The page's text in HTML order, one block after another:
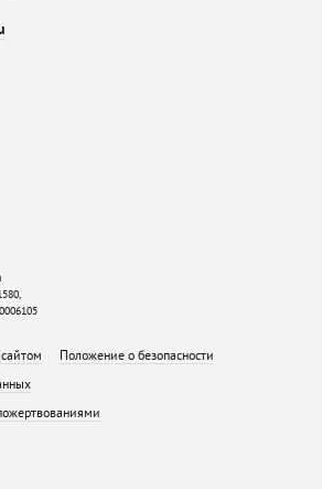
Положение о безопасности